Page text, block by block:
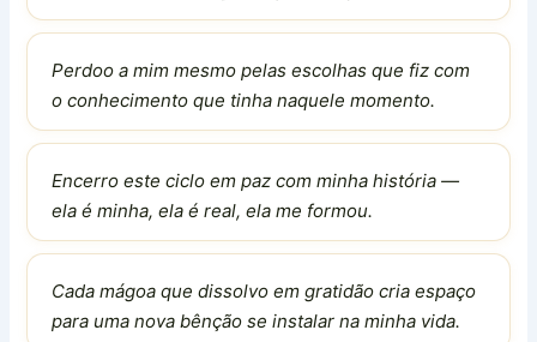
Perdoo a mim mesmo pelas escolhas que fiz com
o conhecimento que tinha naquele momento.
Encerro este ciclo em paz com minha história —
ela é minha, ela é real, ela me formou.
Cada mágoa que dissolvo em gratidão cria espaço
para uma nova bênção se instalar na minha vida.